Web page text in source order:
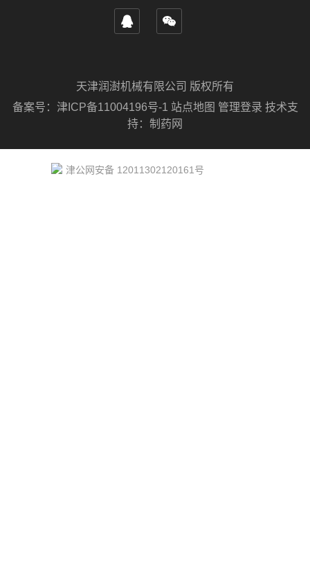
天津润澍机械有限公司 版权所有
备案号： 津ICP备11004196号-1 站点地图 管理登录 技术支
持： 制药网
津公网安备 12011302120161号